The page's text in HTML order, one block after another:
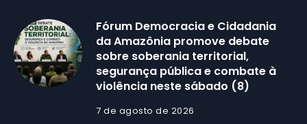
Fórum Democracia e Cidadania
da Amazônia promove debate
sobre soberania territorial,
segurança pública e combate à
violência neste sábado (8)
7 de agosto de 2026